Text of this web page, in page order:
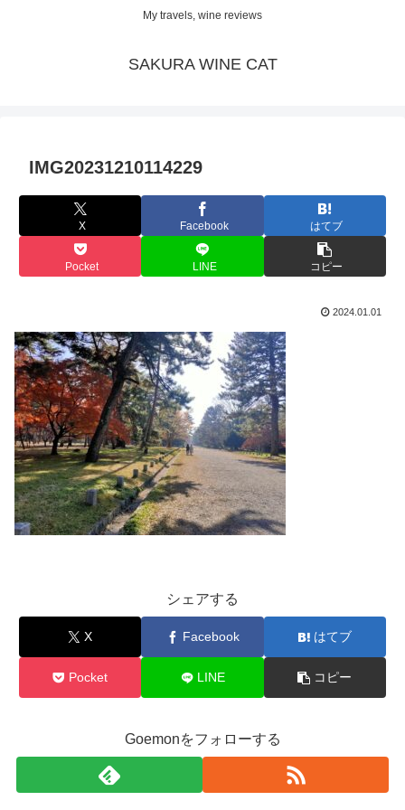
My travels, wine reviews
SAKURA WINE CAT
IMG20231210114229
X Facebook はてブ
Pocket LINE コピー
2024.01.01
シェアする
X Facebook はてブ
Pocket LINE コピー
Goemonをフォローする